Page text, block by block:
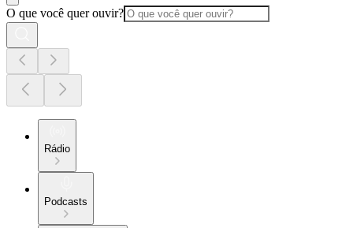
O que você quer ouvir?
Rádio
Podcasts